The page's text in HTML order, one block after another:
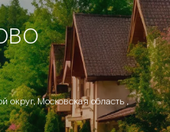
округ, Московская область ,